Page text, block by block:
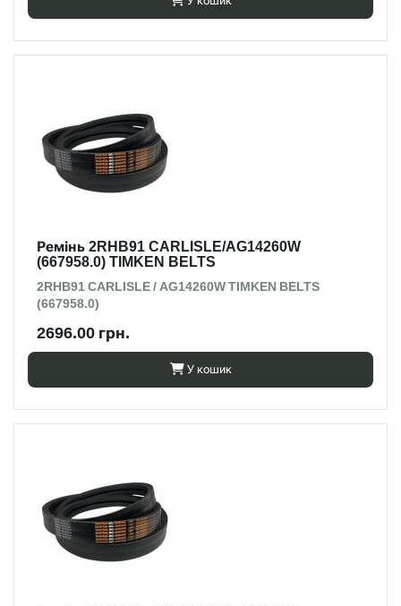
Ремінь 2RHB91 CARLISLE/AG14260W
(667958.0) TIMKEN BELTS
2RHB91 CARLISLE / AG14260W TIMKEN BELTS
(667958.0)
2696.00 грн.
У кошик